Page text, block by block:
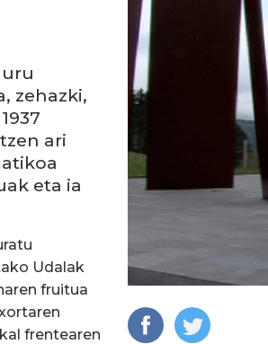
zehazki,
ari
eta ia
Udalak
fruitua
frentearen